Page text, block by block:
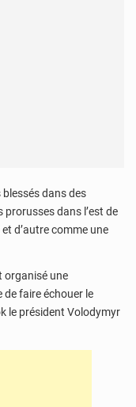
dans des
dans l’est de
d’autre comme une
organisé une
faire échouer le
le président Volodymyr